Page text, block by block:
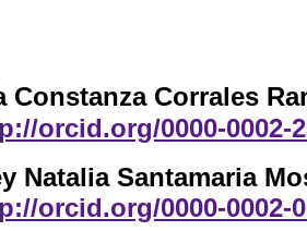
Constanza Corrales
orcid.org/0000-0002-
Natalia Santamaria
orcid.org/0000-0002-